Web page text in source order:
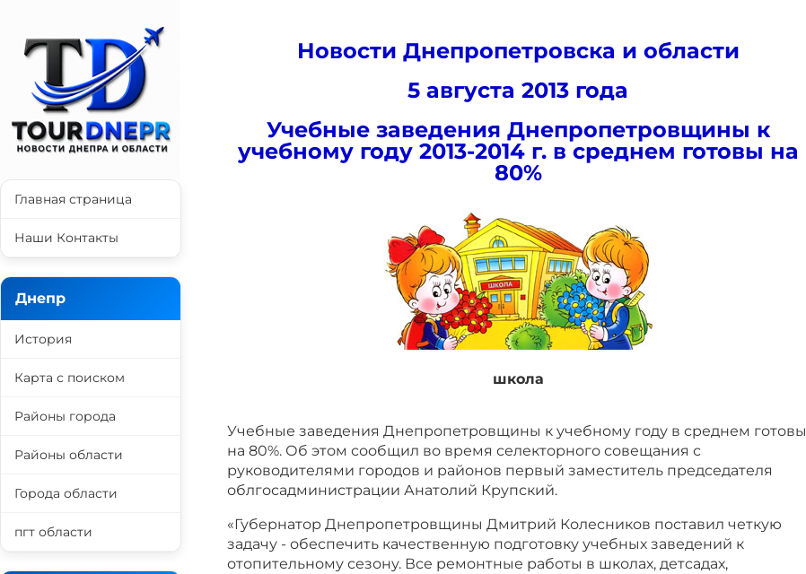
Новости Днепропетровска и области
5 августа 2013 года
Учебные заведения Днепропетровщины к
учебному году 2013-2014 г. в среднем готовы на
80%
школа
Учебные заведения Днепропетровщины к учебному году в среднем готовы
на 80%. Об этом сообщил во время селекторного совещания с
руководителями городов и районов первый заместитель председателя
облгосадминистрации Анатолий Крупский.
«Губернатор Днепропетровщины Дмитрий Колесников поставил четкую
задачу - обеспечить качественную подготовку учебных заведений к
отопительному сезону. Все ремонтные работы в школах, детсадах,
Главная страница
Наши Контакты
Днепр
История
Карта с поиском
Районы города
Районы области
Города области
пгт области